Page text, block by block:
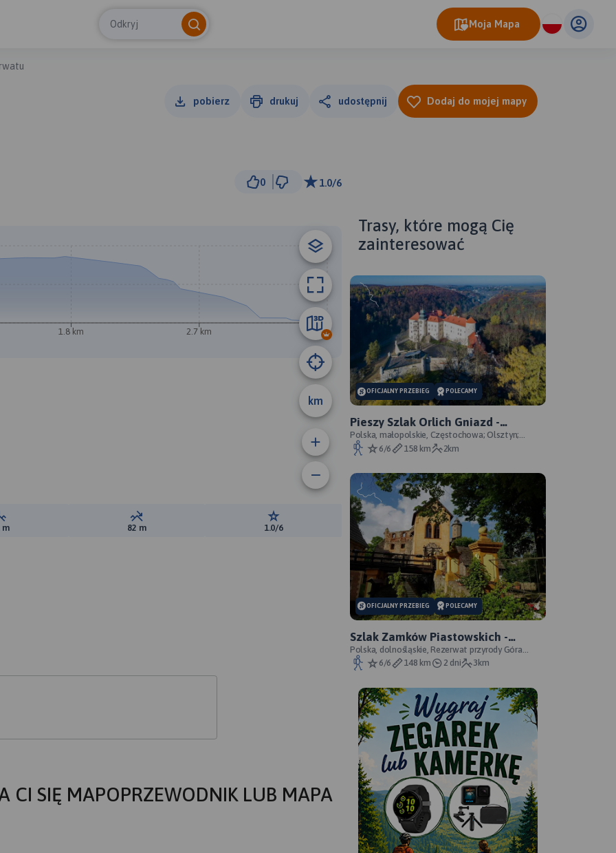
Odkryj Moja Mapa
pobierz drukuj udostępnij Dodaj do mojej mapy
0 1.0/6
km
1.8 km 2.7 km 3.6 km
Suma przewyższeń:
m Suma spadków:
82 m Ocena trasy:
1.0/6
CI SIĘ MAPOPRZEWODNIK LUB MAPA
Trasy, które mogą Cię
zainteresować
OFICJALNY PRZEBIEG POLECAMY
Pieszy Szlak Orlich Gniazd -
oficjalny przebieg szlaku
Polska, małopolskie, Częstochowa; Olsztyn;
Mirów; Bobolice; Morsko; Ogrodzieniec; Pilica;
Smoleń; By
6/6 158 km 2km
OFICJALNY PRZEBIEG POLECAMY
Szlak Zamków Piastowskich -
oficjalny przebieg
Polska, dolnośląskie, Rezerwat przyrody Góra
Choina, Zagórze Śląskie, powiat wałbrzyski
6/6 148 km 2 dni 3km